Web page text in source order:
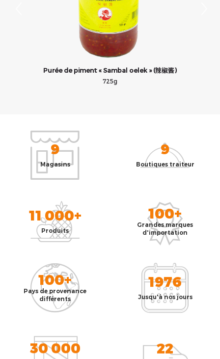
Purée de piment « Sambal oelek » (辣椒酱)
725g
9
Magasins
9
Boutiques traiteur
11 000+
Produits
100+
Grandes marques
d'importation
100+
Pays de provenance
différents
1976
Jusqu'à nos jours
30 000 22